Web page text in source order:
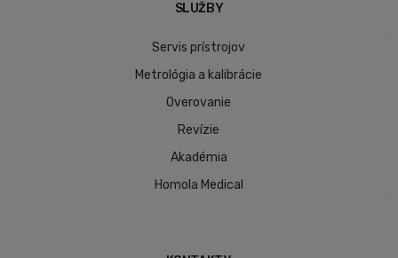
SLUŽBY
Servis prístrojov
Metrológia a kalibrácie
Overovanie
Revízie
Akadémia
Homola Medical